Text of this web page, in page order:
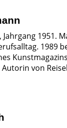
Jahrgang 1951.
1989
von